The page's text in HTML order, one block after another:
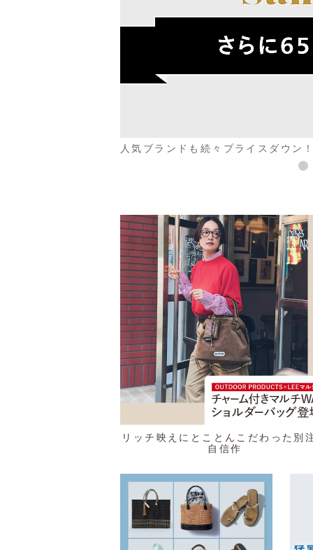
“端境期のおしゃれ”に活躍する日常
リッチ映えにとことんこだわった別
自信作